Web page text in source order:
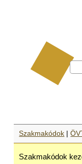
Szakmakódok |
Szakmakódok